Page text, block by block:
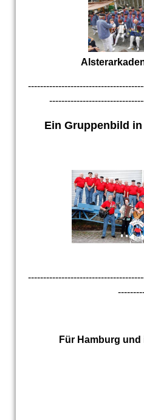
Ein Gruppenbild
Für Hamburg